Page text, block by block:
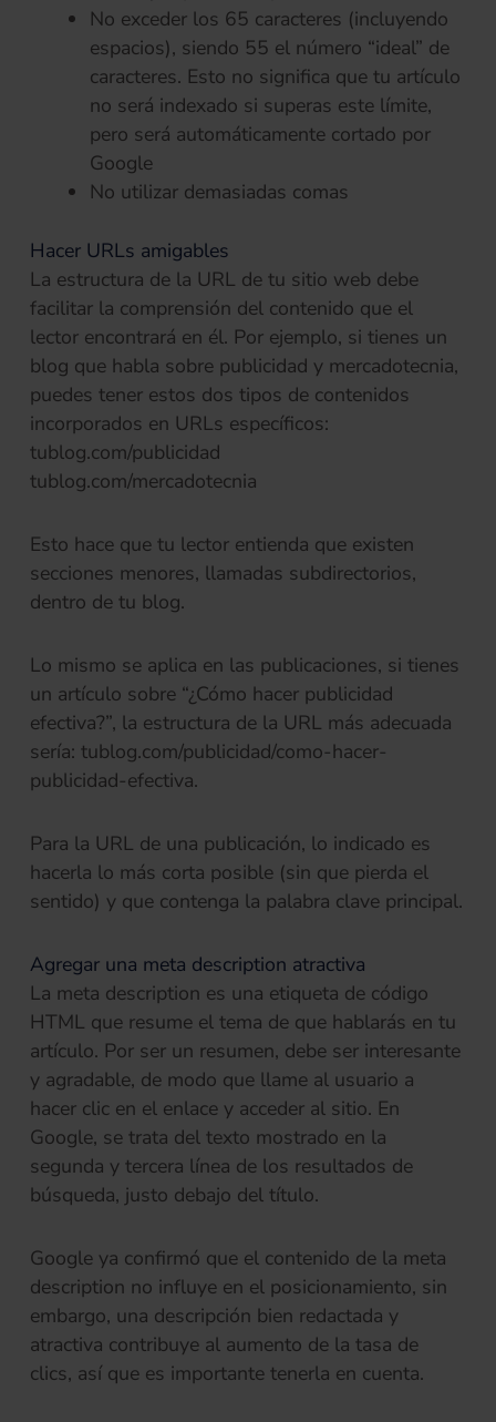
No exceder los 65 caracteres (incluyendo
espacios), siendo 55 el número “ideal” de
caracteres. Esto no significa que tu artículo
no será indexado si superas este límite,
pero será automáticamente cortado por
Google
No utilizar demasiadas comas
Hacer URLs amigables
La estructura de la URL de tu sitio web debe
facilitar la comprensión del contenido que el
lector encontrará en él. Por ejemplo, si tienes un
blog que habla sobre publicidad y mercadotecnia,
puedes tener estos dos tipos de contenidos
incorporados en URLs específicos:
tublog.com/publicidad
tublog.com/mercadotecnia
Esto hace que tu lector entienda que existen
secciones menores, llamadas subdirectorios,
dentro de tu blog.
Lo mismo se aplica en las publicaciones, si tienes
un artículo sobre “¿Cómo hacer publicidad
efectiva?”, la estructura de la URL más adecuada
sería: tublog.com/publicidad/como-hacer-
publicidad-efectiva.
Para la URL de una publicación, lo indicado es
hacerla lo más corta posible (sin que pierda el
sentido) y que contenga la palabra clave principal.
Agregar una meta description atractiva
La meta description es una etiqueta de código
HTML que resume el tema de que hablarás en tu
artículo. Por ser un resumen, debe ser interesante
y agradable, de modo que llame al usuario a
hacer clic en el enlace y acceder al sitio. En
Google, se trata del texto mostrado en la
segunda y tercera línea de los resultados de
búsqueda, justo debajo del título.
Google ya confirmó que el contenido de la meta
description no influye en el posicionamiento, sin
embargo, una descripción bien redactada y
atractiva contribuye al aumento de la tasa de
clics, así que es importante tenerla en cuenta.